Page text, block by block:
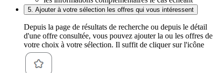
5. Ajouter à votre sélection les offres qui vous intéressent
Depuis la page de résultats de recherche ou depuis le détail
d'une offre consultée, vous pouvez ajouter la ou les offres de
votre choix à votre sélection. Il suffit de cliquer sur l'icône